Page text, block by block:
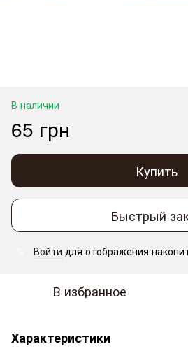
В наличии
65 грн
Купить
Быстрый
Войти для отображения
В избранное
Характеристики